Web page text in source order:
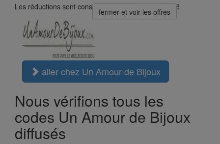
Les réductions sont considérées à jour le 07/08/2026
aller chez Un Amour de Bijoux
Nous vérifions tous les
codes Un Amour de Bijoux
diffusés
fermer et voir les offres